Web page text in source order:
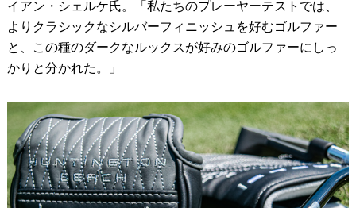
イアン・シェルケ氏。「私たちのプレーヤーテストでは、
よりクラシックなシルバーフィニッシュを好むゴルファー
と、この種のダークなルックスが好みのゴルファーにしっ
かりと分かれた。」